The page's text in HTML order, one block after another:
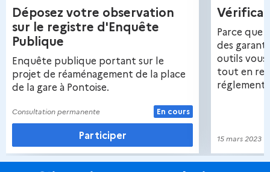
Déposez votre observation
sur le registre d'Enquête
Publique
Enquête publique portant sur le
projet de réaménagement de la place
de la gare à Pontoise.
Consultation permanente En cours
Participer
Parce que
des
outils
tout en
15 mars 2023